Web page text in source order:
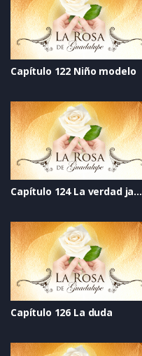
Capítulo 122 Niño modelo
Capítulo 124 La verdad jamás dicha
Capítulo 126 La duda